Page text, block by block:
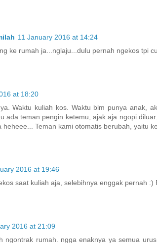
11 January 2016 at 14:24
ke rumah ja...nglaju...dulu pernah ngekos tpi
at 18:20
Waktu kuliah kos. Waktu blm punya anak,
ada teman pengin ketemu, ajak aja ngopi
heheee... Teman kami otomatis berubah, yaitu
2016 at 19:46
saat kuliah aja, selebihnya enggak pernah :)
2016 at 21:09
ngontrak rumah. ngga enaknya ya semua